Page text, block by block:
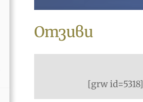
Отзиви
[grw id=5318]